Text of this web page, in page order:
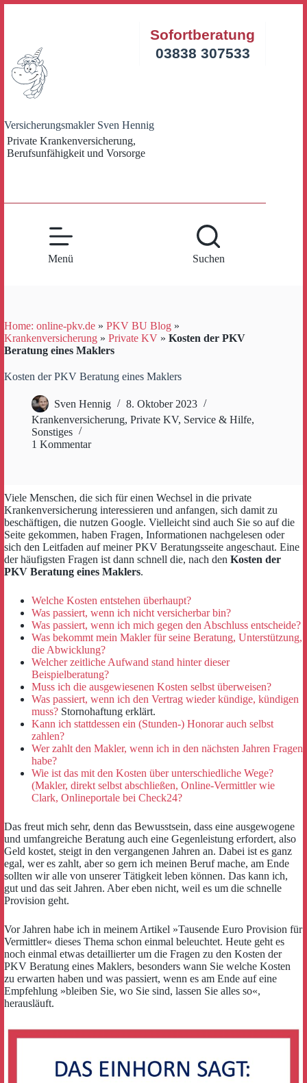
Versicherungsmakler Sven Hennig
Private Krankenversicherung,
Berufsunfähigkeit und Vorsorge
Sofortberatung
03838 307533
Menü Suchen
Home: online-pkv.de » PKV BU Blog »
Krankenversicherung » Private KV » Kosten der PKV
Beratung eines Maklers
Kosten der PKV Beratung eines Maklers
Sven Hennig
8. Oktober 2023
Krankenversicherung, Private KV, Service & Hilfe,
Sonstiges
1 Kommentar
Viele Menschen, die sich für einen Wechsel in die private
Krankenversicherung interessieren und anfangen, sich damit zu
beschäftigen, die nutzen Google. Vielleicht sind auch Sie so auf die
Seite gekommen, haben Fragen, Informationen nachgelesen oder
sich den Leitfaden auf meiner PKV Beratungsseite angeschaut. Eine
der häufigsten Fragen ist dann schnell die, nach den Kosten der
PKV Beratung eines Maklers.
Welche Kosten entstehen überhaupt?
Was passiert, wenn ich nicht versicherbar bin?
Was passiert, wenn ich mich gegen den Abschluss entscheide?
Was bekommt mein Makler für seine Beratung, Unterstützung,
die Abwicklung?
Welcher zeitliche Aufwand stand hinter dieser
Beispielberatung?
Muss ich die ausgewiesenen Kosten selbst überweisen?
Was passiert, wenn ich den Vertrag wieder kündige, kündigen
muss? Stornohaftung erklärt.
Kann ich stattdessen ein (Stunden-) Honorar auch selbst
zahlen?
Wer zahlt den Makler, wenn ich in den nächsten Jahren Fragen
habe?
Wie ist das mit den Kosten über unterschiedliche Wege?
(Makler, direkt selbst abschließen, Online-Vermittler wie
Clark, Onlineportale bei Check24?
Das freut mich sehr, denn das Bewusstsein, dass eine ausgewogene
und umfangreiche Beratung auch eine Gegenleistung erfordert, also
Geld kostet, steigt in den vergangenen Jahren an. Dabei ist es ganz
egal, wer es zahlt, aber so gern ich meinen Beruf mache, am Ende
sollten wir alle von unserer Tätigkeit leben können. Das kann ich,
gut und das seit Jahren. Aber eben nicht, weil es um die schnelle
Provision geht.
Vor Jahren habe ich in meinem Artikel »Tausende Euro Provision für
Vermittler« dieses Thema schon einmal beleuchtet. Heute geht es
noch einmal etwas detaillierter um die Fragen zu den Kosten der
PKV Beratung eines Maklers, besonders wann Sie welche Kosten
zu erwarten haben und was passiert, wenn es am Ende auf eine
Empfehlung »bleiben Sie, wo Sie sind, lassen Sie alles so«,
herausläuft.